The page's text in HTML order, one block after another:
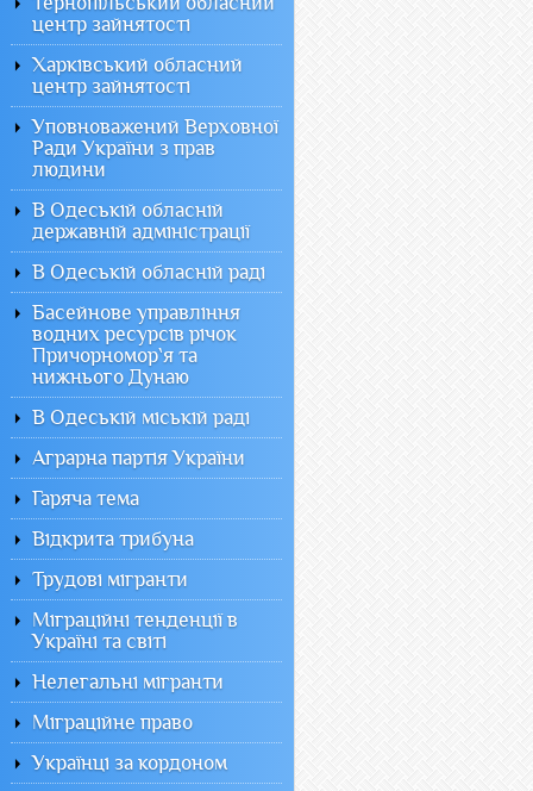
центр зайнятості
Харківський обласний
центр зайнятості
Уповноважений Верховної
Ради України з прав
людини
В Одеській обласній
державній адміністрації
В Одеській обласній раді
Басейнове управління
водних ресурсів річок
Причорномор`я та
нижнього Дунаю
В Одеській міській раді
Аграрна партія України
Гаряча тема
Відкрита трибуна
Трудові мігранти
Міграційні тенденції в
Україні та світі
Нелегальні мігранти
Міграційне право
Українці за кордоном